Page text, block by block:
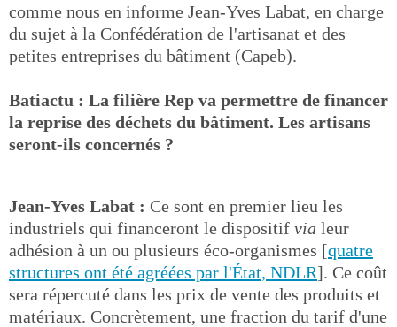
comme nous en informe Jean-Yves Labat, en charge
du sujet à la Confédération de l'artisanat et des
petites entreprises du bâtiment (Capeb).
Batiactu : La filière Rep va permettre de financer
la reprise des déchets du bâtiment. Les artisans
seront-ils concernés ?
Jean-Yves Labat : Ce sont en premier lieu les
industriels qui financeront le dispositif via leur
adhésion à un ou plusieurs éco-organismes [quatre
structures ont été agréées par l'État, NDLR]. Ce coût
sera répercuté dans les prix de vente des produits et
matériaux. Concrètement, une fraction du tarif d'une